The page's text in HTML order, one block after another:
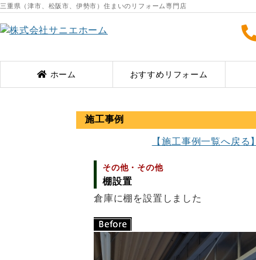
三重県（津市、松阪市、伊勢市）住まいのリフォーム専門店
ホーム おすすめリフォーム
施工事例
【施工事例一覧へ戻る】
その他・その他
棚設置
倉庫に棚を設置しました